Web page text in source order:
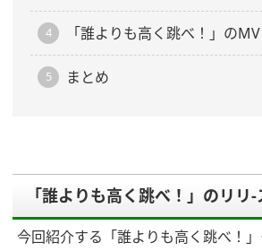
「誰よりも高く跳べ！」のMV
まとめ
「誰よりも高く跳べ！」のリリ
今回紹介する「誰よりも高く跳べ！